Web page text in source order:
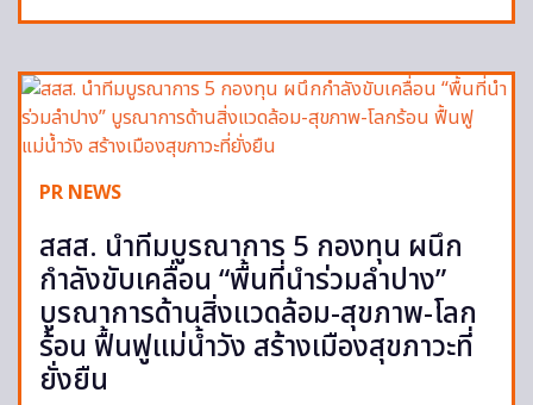
PR NEWS
สสส. นำทีมบูรณาการ 5 กองทุน ผนึก
กำลังขับเคลื่อน “พื้นที่นำร่วมลำปาง”
บูรณาการด้านสิ่งแวดล้อม-สุขภาพ-โลก
ร้อน ฟื้นฟูแม่น้ำวัง สร้างเมืองสุขภาวะที่
ยั่งยืน